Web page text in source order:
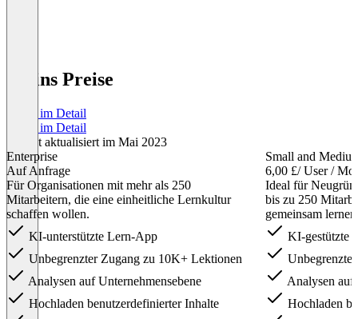
5Mins Preise
Preise im Detail
Preise im Detail
Zuletzt aktualisiert im Mai 2023
Enterprise
Auf Anfrage
Für Organisationen mit mehr als 250
Mitarbeitern, die eine einheitliche Lernkultur
schaffen wollen.
KI-unterstützte Lern-App
Unbegrenzter Zugang zu 10K+ Lektionen
Analysen auf Unternehmensebene
Hochladen benutzerdefinierter Inhalte
Small and
6,00 £/ User /
Ideal für
bis zu 250
gemeinsam
KI-gestützte
Analysen auf
Hochladen